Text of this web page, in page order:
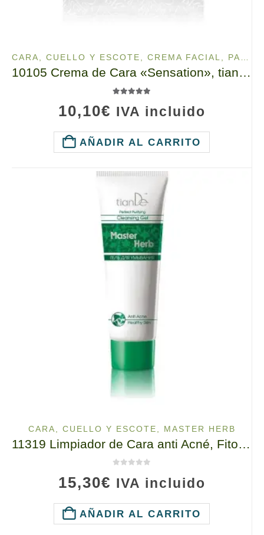
CARA, CUELLO Y ESCOTE, CREMA FACIAL, PARA EL CUERPO
10105 Crema de Cara «Sensation», tianDe, 10g, Ultralifting Superficial, Efecto Instantáneo
10,10€ IVA incluido
AÑADIR AL CARRITO
CARA, CUELLO Y ESCOTE MASTER HERB
11319 Limpiador de Cara anti Acné, Fito-corrección de la Piel Problemática Tiande, 100g, Elimina las Impurezas
15,30€ IVA incluido
AÑADIR AL CARRITO